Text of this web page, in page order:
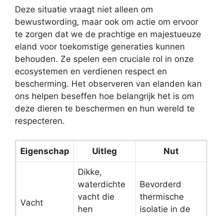
Deze situatie vraagt niet alleen om
bewustwording, maar ook om actie om ervoor
te zorgen dat we de prachtige en majestueuze
eland voor toekomstige generaties kunnen
behouden. Ze spelen een cruciale rol in onze
ecosystemen en verdienen respect en
bescherming. Het observeren van elanden kan
ons helpen beseffen hoe belangrijk het is om
deze dieren te beschermen en hun wereld te
respecteren.
Eigenschap Uitleg Nut
Vacht
Dikke,
waterdichte
vacht die
hen
Bevorderd
thermische
isolatie in de